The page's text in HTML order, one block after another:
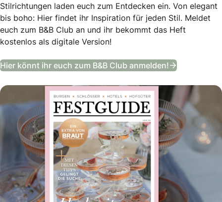
Stilrichtungen laden euch zum Entdecken ein. Von elegant
bis boho: Hier findet ihr Inspiration für jeden Stil. Meldet
euch zum B&B Club an und ihr bekommt das Heft
kostenlos als digitale Version!
Hier könnt ihr euch zum B&B Club anmelden! Festguide